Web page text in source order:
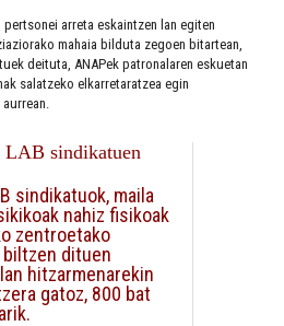
arreta eskaintzen lan egiten
mahaia bilduta zegoen bitartean,
deituta, ANAPek patronalaren eskuetan
salatzeko elkarretaratzea egin
sindikatuen
sindikatuok, maila
nahiz fisikoak
zentroetako
biltzen dituen
hitzarmenarekin
gatoz, 800 bat